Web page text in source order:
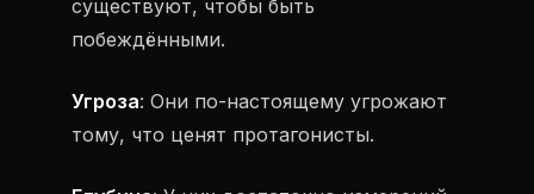
существуют, чтобы быть
побеждёнными.
Угроза: Они по-настоящему угрожают
тому, что ценят протагонисты.